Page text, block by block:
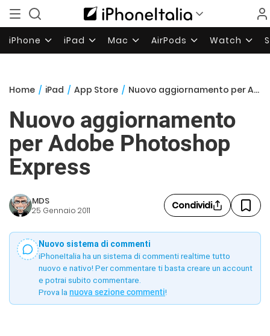
iPhone iPad Mac AirPods Watch
Home / iPad / App Store / Nuovo aggiornamento per Adobe Photoshop Express
Nuovo aggiornamento
per Adobe Photoshop
Express
MDS
25 Gennaio 2011 Condividi
Nuovo sistema di commenti
iPhoneItalia ha un sistema di commenti realtime tutto
nuovo e nativo! Per commentare ti basta creare un account
e potrai subito commentare.
Prova la nuova sezione commenti!